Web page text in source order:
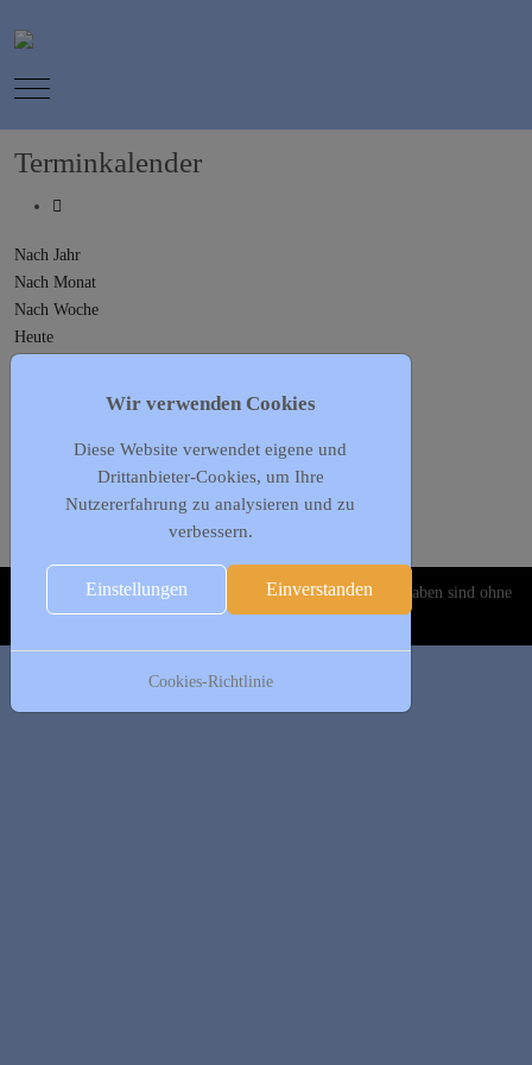
Mobile Menu Toggle
Terminkalender
Nach Jahr
Nach Monat
Nach Woche
Heute
Vorheriger Tag
Freitag, 07. Juni 2024
Folgetag
Es wurden keine Events gefunden
Copyright © 2020-2026 DJK Gillrath 1911 e. V. Alle Angaben sind ohne
Gewähr!
Wir verwenden Cookies
Diese Website verwendet eigene und
Drittanbieter-Cookies, um Ihre
Nutzererfahrung zu analysieren und zu
verbessern.
Einstellungen Einverstanden
Cookies-Richtlinie